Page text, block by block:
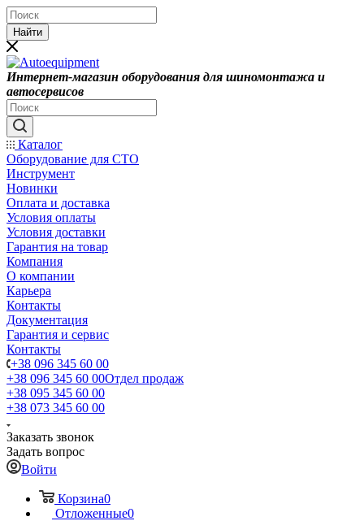
Найти
Интернет-магазин оборудования для шиномонтажа и
автосервисов
Каталог
Оборудование для СТО
Инструмент
Новинки
Оплата и доставка
Условия оплаты
Условия доставки
Гарантия на товар
Компания
О компании
Карьера
Контакты
Документация
Гарантия и сервис
Контакты
+38 096 345 60 00
+38 096 345 60 00Отдел продаж
+38 095 345 60 00
+38 073 345 60 00
Заказать звонок
Задать вопрос
Войти
Корзина0
Отложенные0